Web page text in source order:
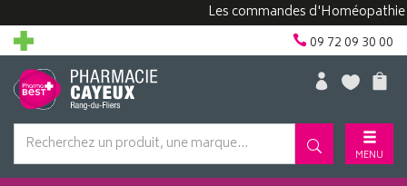
Les commandes d'Homéopathie
09 72 09 30 00
MENU